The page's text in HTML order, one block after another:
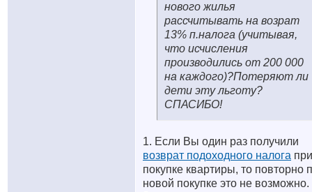
нового жилья
рассчитывать на возрат
13% п.налога (учитывая,
что исчисления
производились от 200 000
на каждого)?Потеряют ли
дети эту льготу?
СПАСИБО!
1. Если Вы один раз получили
возврат подоходного налога при
покупке квартиры, то повторно
новой покупке это не возможно.